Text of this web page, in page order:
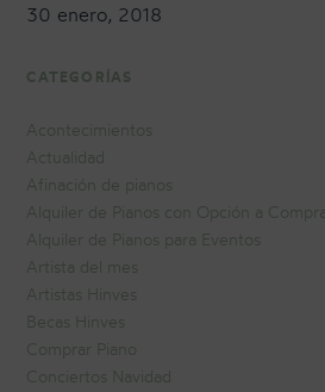
30 enero, 2018
CATEGORÍAS
Acontecimientos
Actualidad
Afinación de pianos
Alquiler de Pianos con Opción a Compra
Alquiler de Pianos para Eventos
Artista del mes
Artistas Hinves
Becas Hinves
Comprar Piano
Conciertos Navidad